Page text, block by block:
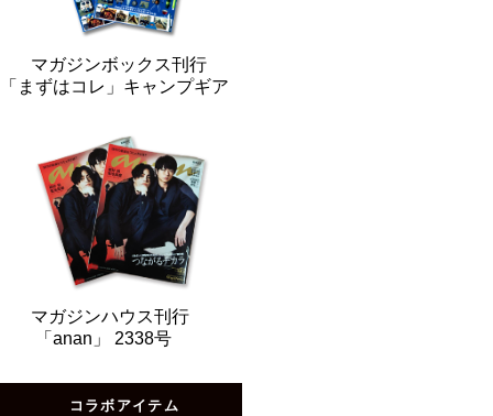
マガジンボックス刊行
「まずはコレ」キャンプギア
マガジンハウス刊行
「anan」 2338号
コラボアイテム